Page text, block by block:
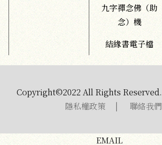
九字禪念佛（助
念）機
結緣書電子檔
Copyright©2022 All Rights Reserved.
隱私權政策
| 聯絡我們
EMAIL